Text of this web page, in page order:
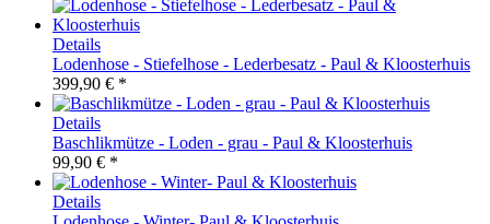
Details
Lodenhose - Stiefelhose - Lederbesatz - Paul & Kloosterhuis
399,90 € *
Details
Baschlikmütze - Loden - grau - Paul & Kloosterhuis
99,90 € *
Details